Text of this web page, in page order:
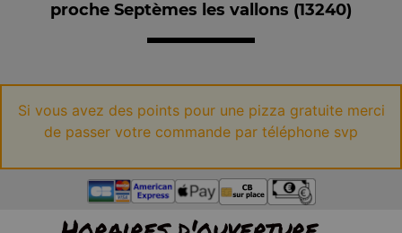
proche Septèmes les vallons (13240)
Si vous avez des points pour une pizza gratuite merci
de passer votre commande par téléphone svp